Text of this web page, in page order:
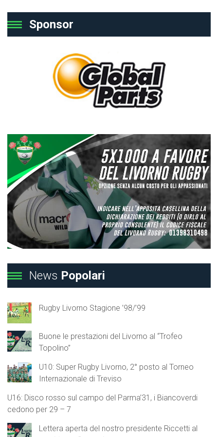
Sponsor
News Popolari
Rugby Livorno Stagione ’98/’99
Buone le prestazioni del Livorno al “Trofeo
Topolino”
U10: Super Rugby Livorno, 2° posto al Torneo
Internazionale di Treviso
U16: Disco rosso sul campo del Parma’31, i Biancoverdi
cedono per 29 – 7
Lettera aperta del nostro presidente Riccetti al